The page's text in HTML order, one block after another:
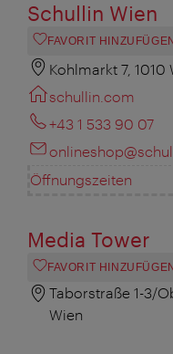
Schullin Wien
FAVORIT HINZUFÜGEN
Kohlmarkt 7, 1010
schullin.com
+43 1 533 90 07
Öffnungszeiten
Media Tower
FAVORIT HINZUFÜGEN
Taborstraße 1-3/
Wien